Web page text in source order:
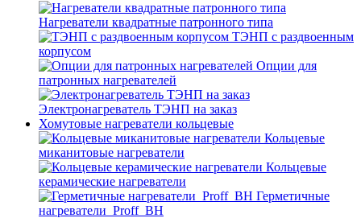
Нагреватели квадратные патронного типа
ТЭНП с раздвоенным
корпусом
Опции для
патронных нагревателей
Электронагреватель ТЭНП на заказ
Хомутовые нагреватели кольцевые
Кольцевые
миканитовые нагреватели
Кольцевые
керамические нагреватели
Герметичные
нагреватели_Proff_BH